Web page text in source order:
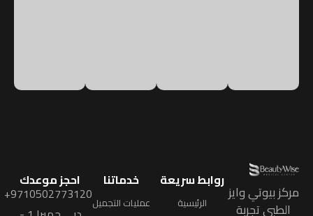
مركز بيوتي وايز
الطبي تجربة
روابط سريعة
الرئيسية
خدماتنا
عمليات التجميل
احجز موعدك
9710502773120+